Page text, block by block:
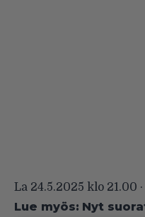
La 24.5.2025 klo 21.00
Lue myös: Nyt